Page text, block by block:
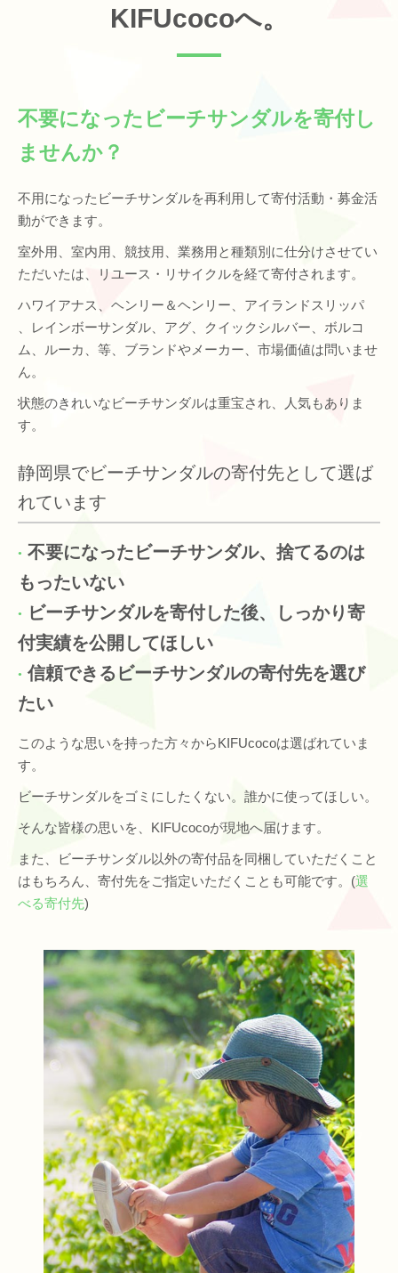
KIFUcocoへ。
不要になったビーチサンダルを寄付し
ませんか？
不用になったビーチサンダルを再利用して寄付活動・募金活
動ができます。
室外用、室内用、競技用、業務用と種類別に仕分けさせてい
ただいたは、リユース・リサイクルを経て寄付されます。
ハワイアナス、ヘンリー＆ヘンリー、アイランドスリッパ
、レインボーサンダル、アグ、クイックシルバー、ボルコ
ム、ルーカ、等、ブランドやメーカー、市場価値は問いませ
ん。
状態のきれいなビーチサンダルは重宝され、人気もありま
す。
静岡県でビーチサンダルの寄付先として選ば
れています
不要になったビーチサンダル、捨てるのは
もったいない
ビーチサンダルを寄付した後、しっかり寄
付実績を公開してほしい
信頼できるビーチサンダルの寄付先を選び
たい
このような思いを持った方々からKIFUcocoは選ばれていま
す。
ビーチサンダルをゴミにしたくない。誰かに使ってほしい。
そんな皆様の思いを、KIFUcocoが現地へ届けます。
また、ビーチサンダル以外の寄付品を同梱していただくこと
はもちろん、寄付先をご指定いただくことも可能です。(選
べる寄付先)